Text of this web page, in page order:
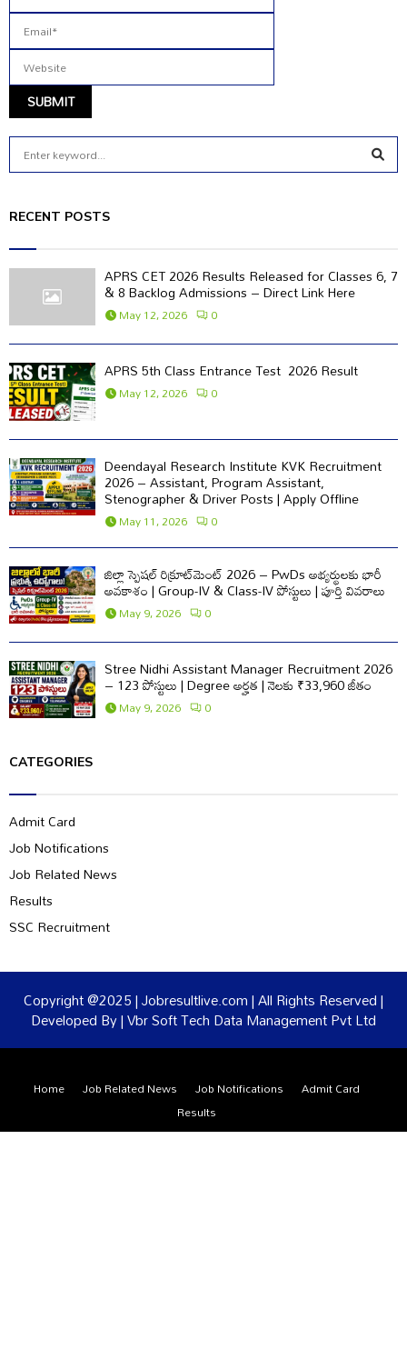
c
RECENT POSTS
APRS CET 2026 Results Released for Classes 6, 7
& 8 Backlog Admissions – Direct Link Here
May 12, 2026 0
APRS 5th Class Entrance Test 2026 Result
May 12, 2026 0
Deendayal Research Institute KVK Recruitment
2026 – Assistant, Program Assistant,
Stenographer & Driver Posts | Apply Offline
May 11, 2026 0
జిల్లా స్పెషల్ రిక్రూట్‌మెంట్ 2026 – PwDs అభ్యర్థులకు భారీ
అవకాశం | Group-IV & Class-IV పోస్టులు | పూర్తి వివరాలు
May 9, 2026 0
Stree Nidhi Assistant Manager Recruitment 2026
– 123 పోస్టులు | Degree అర్హత | నెలకు ₹33,960 జీతం
May 9, 2026 0
CATEGORIES
Admit Card
Job Notifications
Job Related News
Results
SSC Recruitment
Copyright @2025 | Jobresultlive.com | All Rights Reserved |
Developed By | Vbr Soft Tech Data Management Pvt Ltd
Home Job Related News Job Notifications
Admit Card
Results